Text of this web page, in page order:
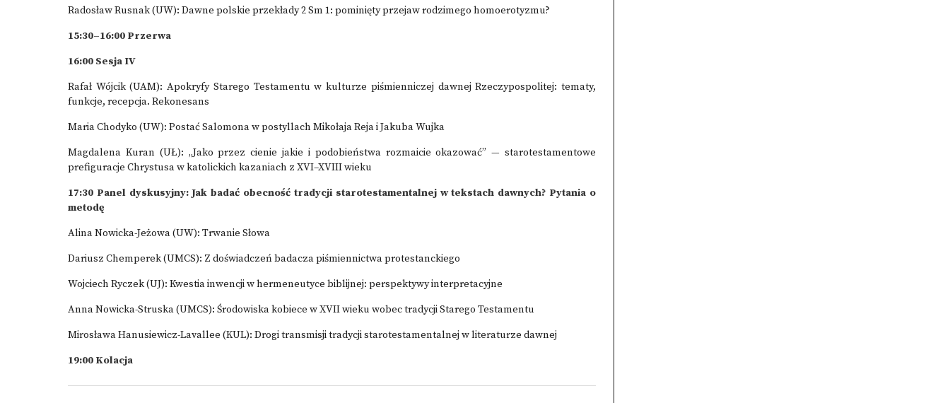
Radosław Rusnak (UW): Dawne polskie przekłady 2 Sm 1: pominięty przejaw rodzimego homoerotyzmu?
15:30–16:00 Przerwa
16:00 Sesja IV
Rafał Wójcik (UAM): Apokryfy Starego Testamentu w kulturze piśmienniczej dawnej Rzeczypospolitej: tematy,
funkcje, recepcja. Rekonesans
Maria Chodyko (UW): Postać Salomona w postyllach Mikołaja Reja i Jakuba Wujka
Magdalena Kuran (UŁ): „Jako przez cienie jakie i podobieństwa rozmaicie okazować” — starotestamentowe
prefiguracje Chrystusa w katolickich kazaniach z XVI–XVIII wieku
17:30 Panel dyskusyjny: Jak badać obecność tradycji starotestamentalnej w tekstach dawnych? Pytania o
metodę
Alina Nowicka-Jeżowa (UW): Trwanie Słowa
Dariusz Chemperek (UMCS): Z doświadczeń badacza piśmiennictwa protestanckiego
Wojciech Ryczek (UJ): Kwestia inwencji w hermeneutyce biblijnej: perspektywy interpretacyjne
Anna Nowicka-Struska (UMCS): Środowiska kobiece w XVII wieku wobec tradycji Starego Testamentu
Mirosława Hanusiewicz-Lavallee (KUL): Drogi transmisji tradycji starotestamentalnej w literaturze dawnej
19:00 Kolacja